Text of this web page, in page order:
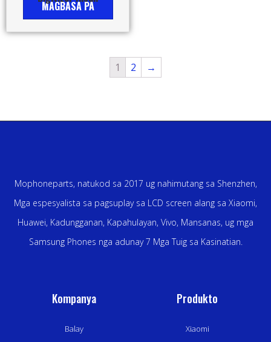
MAGBASA PA
1 2 →
Mophoneparts, natukod sa 2017 ug nahimutang sa Shenzhen,
Mga espesyalista sa pagsuplay sa LCD screen alang sa Xiaomi,
Huawei, Kadungganan, Kapahulayan, Vivo, Mansanas, ug mga
Samsung Phones nga adunay 7 Mga Tuig sa Kasinatian.
Kompanya
Balay
Produkto
Xiaomi